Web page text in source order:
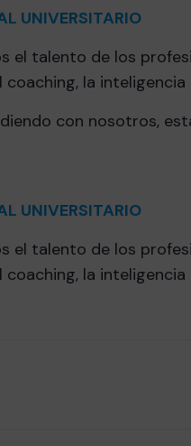
UNIVERSITARIO
el talento de los
la inteligencia
con nosotros,
UNIVERSITARIO
el talento de los
la inteligencia